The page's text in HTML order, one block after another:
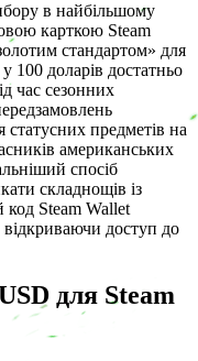
в найбільшому
карткою Steam
стандартом» для
100 доларів достатньо
час сезонних
предметів на
американських
спосіб
складнощів із
Steam Wallet
відкриваючи доступ до
для Steam